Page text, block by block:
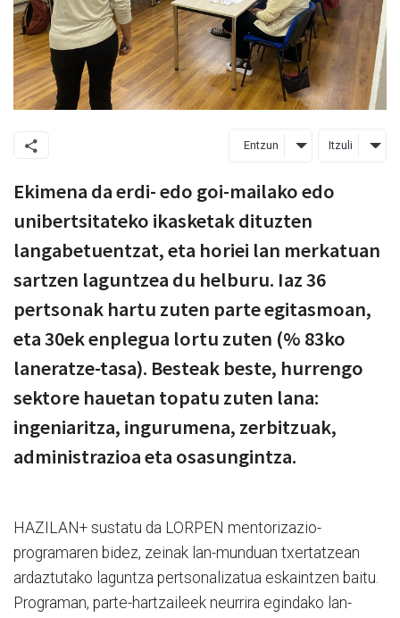
Entzun Itzuli
Ekimena da erdi- edo goi-mailako edo
unibertsitateko ikasketak dituzten
langabetuentzat, eta horiei lan merkatuan
sartzen laguntzea du helburu. Iaz 36
pertsonak hartu zuten parte egitasmoan,
eta 30ek enplegua lortu zuten (% 83ko
laneratze-tasa). Besteak beste, hurrengo
sektore hauetan topatu zuten lana:
ingeniaritza, ingurumena, zerbitzuak,
administrazioa eta osasungintza.
HAZILAN+ sustatu da LORPEN mentorizazio-
programaren bidez, zeinak lan-munduan txertatzean
ardaztutako laguntza pertsonalizatua eskaintzen baitu.
Programan, parte-hartzaileek neurrira egindako lan-